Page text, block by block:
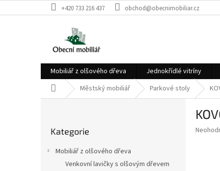
na
+420 733 216 437 obchod@obecnimobiliar.cz
Mobiliář z olšového dřeva
Jednokřídlé vitríny
Domů Městský mobiliář Parkové stoly
kategorie
Kategorie
Mobiliář z olšového dřeva
Venkovní lavičky s olšovým dřevem